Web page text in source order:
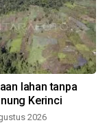
lahan tanpa
Kerinci
2026